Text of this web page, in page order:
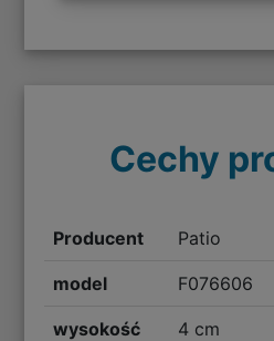
Cechy
Producent Patio
model F076606
wysokość 4 cm